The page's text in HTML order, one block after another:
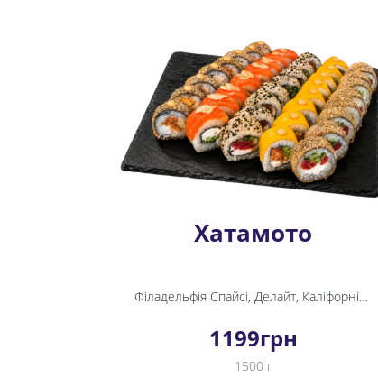
Хатамото
Філадельфія Спайсі, Делайт, Каліфорнія з тунцем, Темпура з тунцем, Темпура з теріякі
1199грн
1500 г